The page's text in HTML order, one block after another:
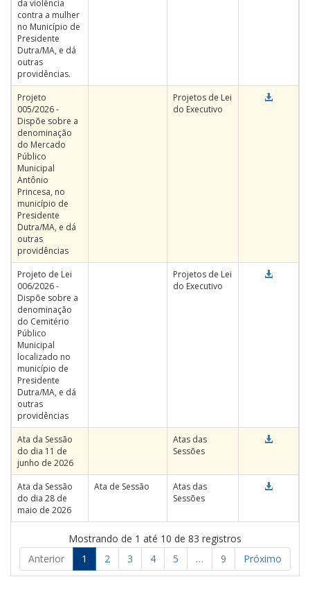
da violência
contra a mulher
no Município de
Presidente
Dutra/MA, e dá
outras
providências.
Projeto
005/2026 -
Dispõe sobre a
denominação
do Mercado
Público
Municipal
Antônio
Princesa, no
município de
Presidente
Dutra/MA, e dá
outras
providências
Projetos de Lei
do Executivo
Projeto de Lei
006/2026 -
Dispõe sobre a
denominação
do Cemitério
Público
Municipal
localizado no
município de
Presidente
Dutra/MA, e dá
outras
providências
Projetos de Lei
do Executivo
Ata da Sessão
do dia 11 de
junho de 2026
Atas das
Sessões
Ata da Sessão
do dia 28 de
maio de 2026
Ata de Sessão
Atas das
Sessões
Mostrando de 1 até 10 de 83 registros
Anterior
1 2 3 4 5 … 9 Próximo